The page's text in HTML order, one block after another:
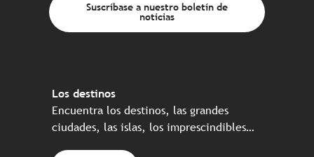
Suscríbase a nuestro boletín de
noticias
Los destinos
Encuentra los destinos, las grandes
ciudades, las islas, los imprescindibles…